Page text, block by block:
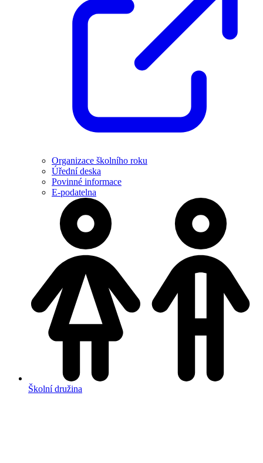
Organizace školního roku
Úřední deska
Povinné informace
E-podatelna
Školní družina